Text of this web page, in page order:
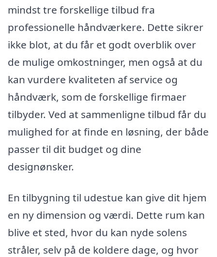
mindst tre forskellige tilbud fra
professionelle håndværkere. Dette sikrer
ikke blot, at du får et godt overblik over
de mulige omkostninger, men også at du
kan vurdere kvaliteten af service og
håndværk, som de forskellige firmaer
tilbyder. Ved at sammenligne tilbud får du
mulighed for at finde en løsning, der både
passer til dit budget og dine
designønsker.
En tilbygning til udestue kan give dit hjem
en ny dimension og værdi. Dette rum kan
blive et sted, hvor du kan nyde solens
stråler, selv på de koldere dage, og hvor